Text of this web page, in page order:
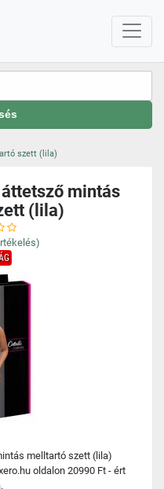
szett (lila)
mintás
(lila)
melltartó szett (lila)
oldalon 20990 Ft - ért